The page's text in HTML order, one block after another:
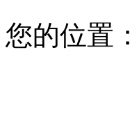
您的位置：